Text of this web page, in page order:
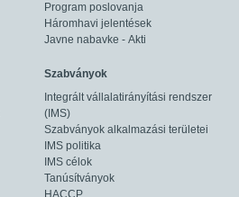
Program poslovanja
Háromhavi jelentések
Javne nabavke - Akti
Szabványok
Integrált vállalatirányítási rendszer
(IMS)
Szabványok alkalmazási területei
IMS politika
IMS célok
Tanúsítványok
HACCP